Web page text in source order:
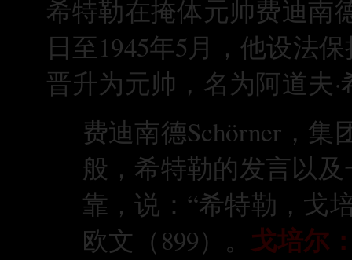
希特勒在掩体元帅费迪南
日至1945年5月，他设法
晋升为元帅，名为阿道夫
费迪南德Schörner，
般，希特勒的发言以
靠，说：“希特勒，戈
欧文（899）。 戈培尔